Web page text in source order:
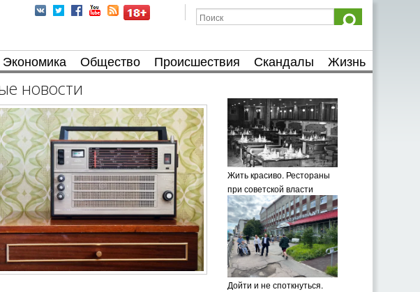
Экономика Общество Происшествия Скандалы Жизнь
новости
Жить красиво. Рестораны
при советской власти
Дойти и не споткнуться.